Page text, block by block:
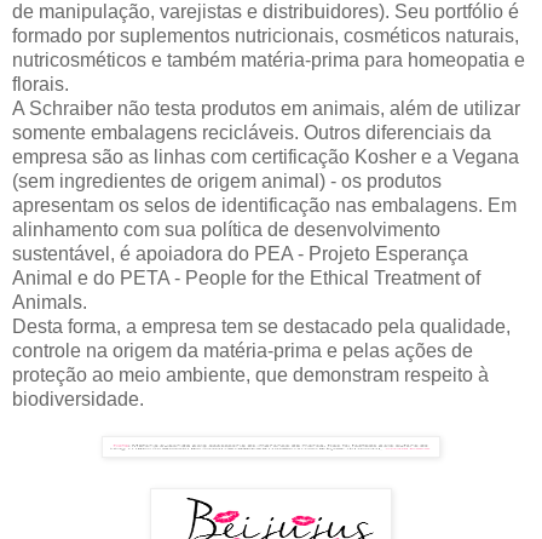
de manipulação, varejistas e distribuidores). Seu portfólio é
formado por suplementos nutricionais, cosméticos naturais,
nutricosméticos e também matéria-prima para homeopatia e
florais.
A Schraiber não testa produtos em animais, além de utilizar
somente embalagens recicláveis. Outros diferenciais da
empresa são as linhas com certificação Kosher e a Vegana
(sem ingredientes de origem animal) - os produtos
apresentam os selos de identificação nas embalagens. Em
alinhamento com sua política de desenvolvimento
sustentável, é apoiadora do PEA - Projeto Esperança
Animal e do PETA - People for the Ethical Treatment of
Animals.
Desta forma, a empresa tem se destacado pela qualidade,
controle na origem da matéria-prima e pelas ações de
proteção ao meio ambiente, que demonstram respeito à
biodiversidade.